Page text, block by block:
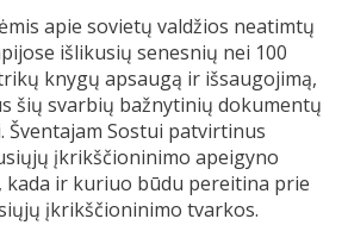
apie sovietų valdžios neatimtų
išlikusių senesnių nei 100
knygų apsaugą ir išsaugojimą,
šių svarbių bažnytinių dokumentų
Šventajam Sostui patvirtinus
įkrikščioninimo apeigyno
kada ir kuriuo būdu pereitina prie
įkrikščioninimo tvarkos.